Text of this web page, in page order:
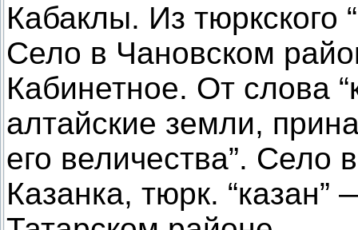
Кабаклы. Из тюркского
Село в Чановском
Кабинетное. От слова
алтайские земли,
его величества”.
Казанка, тюрк.